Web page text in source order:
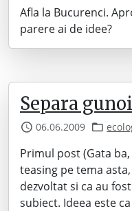
Afla la Bucurenci.
parere ai de idee?
Separa
06.06.2009
Primul post (Gata
teasing pe tema
dezvoltat si ca au
subiect. Ideea este